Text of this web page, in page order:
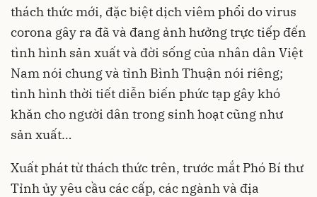
thách thức mới, đặc biệt dịch viêm phổi do virus
corona gây ra đã và đang ảnh hưởng trực tiếp đến
tình hình sản xuất và đời sống của nhân dân Việt
Nam nói chung và tỉnh Bình Thuận nói riêng;
tình hình thời tiết diễn biến phức tạp gây khó
khăn cho người dân trong sinh hoạt cũng như
sản xuất…
Xuất phát từ thách thức trên, trước mắt Phó Bí thư
Tỉnh ủy yêu cầu các cấp, các ngành và địa